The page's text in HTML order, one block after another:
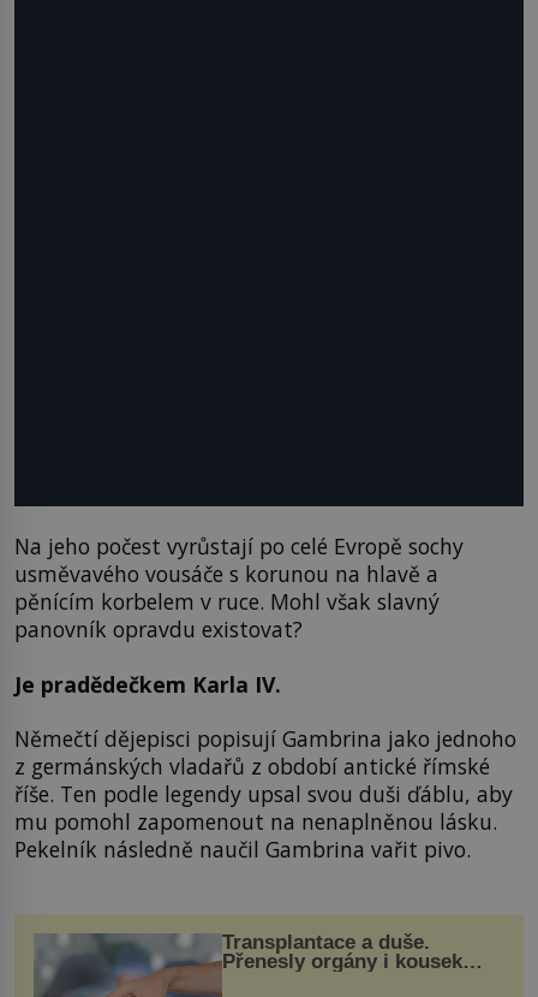
Na jeho počest vyrůstají po celé Evropě sochy
usměvavého vousáče s korunou na hlavě a
pěnícím korbelem v ruce. Mohl však slavný
panovník opravdu existovat?
Je pradědečkem Karla IV.
Němečtí dějepisci popisují Gambrina jako jednoho
z germánských vladařů z období antické římské
říše. Ten podle legendy upsal svou duši ďáblu, aby
mu pomohl zapomenout na nenaplněnou lásku.
Pekelník následně naučil Gambrina vařit pivo.
Transplantace a duše.
Přenesly orgány i kousek